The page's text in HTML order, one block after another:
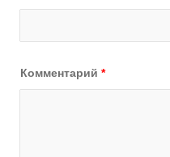
Комментарий *